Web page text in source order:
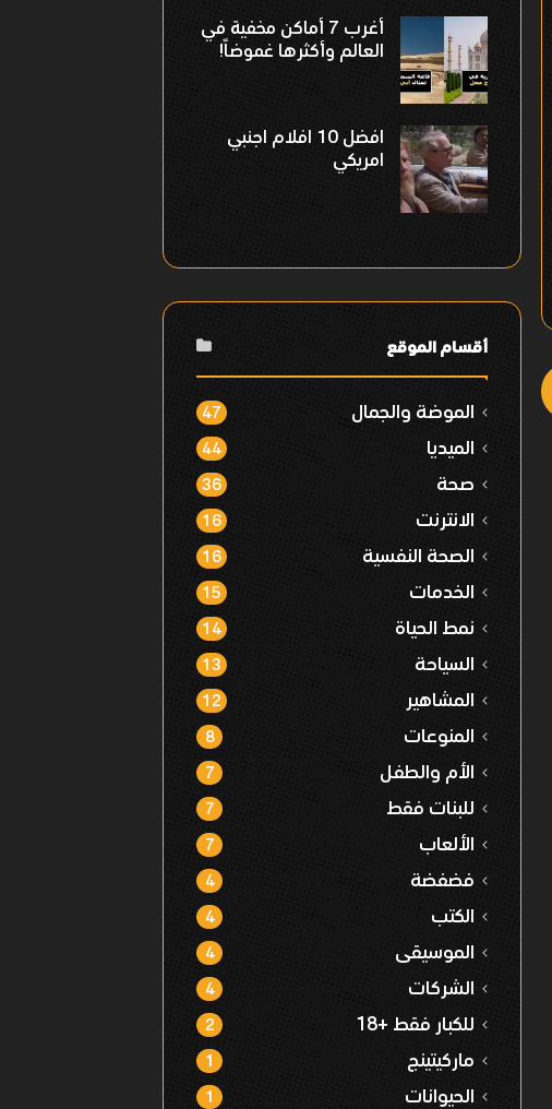
أغرب 7 أماكن مخفية في
العالم وأكثرها غموضاً!
افضل 10 افلام اجنبي
امريكي
أقسام الموقع
الموضة والجمال 47
الميديا 44
صحة 36
الانترنت 16
الصحة النفسية 16
الخدمات 15
نمط الحياة 14
السياحة 13
المشاهير 12
المنوعات 8
الأم والطفل 7
للبنات فقط 7
الألعاب 7
فضفضة 4
الكتب 4
الموسيقى 4
الشركات 4
للكبار فقط +18 2
ماركيتينج 1
الحيوانات 1